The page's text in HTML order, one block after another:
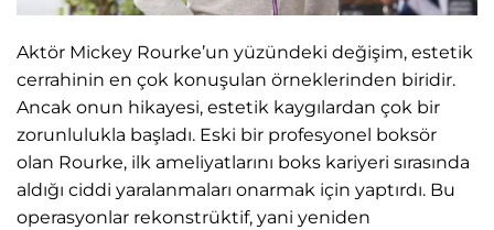
Aktör Mickey Rourke’un yüzündeki değişim, estetik
cerrahinin en çok konuşulan örneklerinden biridir.
Ancak onun hikayesi, estetik kaygılardan çok bir
zorunlulukla başladı. Eski bir profesyonel boksör
olan Rourke, ilk ameliyatlarını boks kariyeri sırasında
aldığı ciddi yaralanmaları onarmak için yaptırdı. Bu
operasyonlar rekonstrüktif, yani yeniden